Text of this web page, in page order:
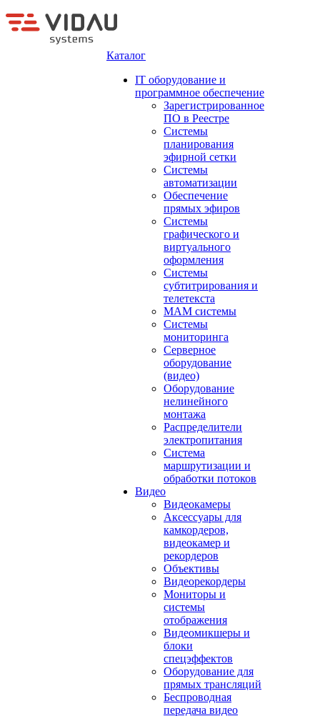
Каталог
IT оборудование и
программное обеспечение
Зарегистрированное
ПО в Реестре
Системы
планирования
эфирной сетки
Системы
автоматизации
Обеспечение
прямых эфиров
Системы
графического и
виртуального
оформления
Системы
субтитрирования и
телетекста
MAM системы
Системы
мониторинга
Серверное
оборудование
(видео)
Оборудование
нелинейного
монтажа
Распределители
электропитания
Система
маршрутизации и
обработки потоков
Видео
Видеокамеры
Аксессуары для
камкордеров,
видеокамер и
рекордеров
Объективы
Видеорекордеры
Мониторы и
системы
отображения
Видеомикшеры и
блоки
спецэффектов
Оборудование для
прямых трансляций
Беспроводная
передача видео